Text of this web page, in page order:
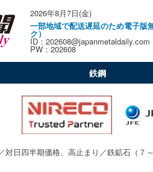
2026年8月7日(金)
一部地域で配送遅延のため電子版
ク）
ID：202608@japanmetaldaily.com
PW：202608
鉄鋼
対日四半期価格、高止まり／鉄鉱石（７